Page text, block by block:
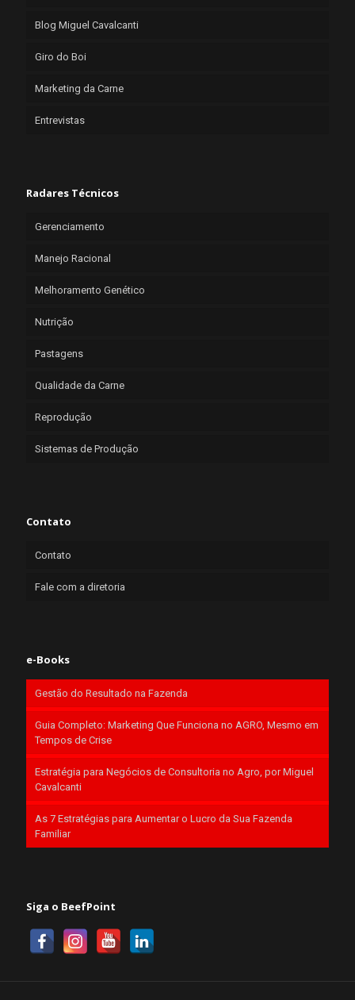
Blog Miguel Cavalcanti
Giro do Boi
Marketing da Carne
Entrevistas
Radares Técnicos
Gerenciamento
Manejo Racional
Melhoramento Genético
Nutrição
Pastagens
Qualidade da Carne
Reprodução
Sistemas de Produção
Contato
Contato
Fale com a diretoria
e-Books
Gestão do Resultado na Fazenda
Guia Completo: Marketing Que Funciona no AGRO, Mesmo em
Tempos de Crise
Estratégia para Negócios de Consultoria no Agro, por Miguel
Cavalcanti
As 7 Estratégias para Aumentar o Lucro da Sua Fazenda
Familiar
Siga o BeefPoint